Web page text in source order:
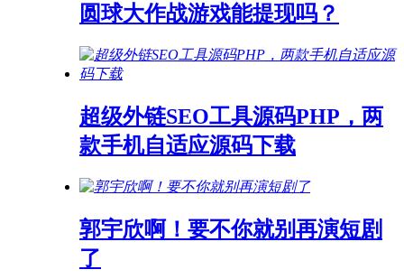
圆球大作战游戏能提现吗？
超级外链SEO工具源码PHP，两
款手机自适应源码下载
郭宇欣啊！要不你就别再演短剧
了